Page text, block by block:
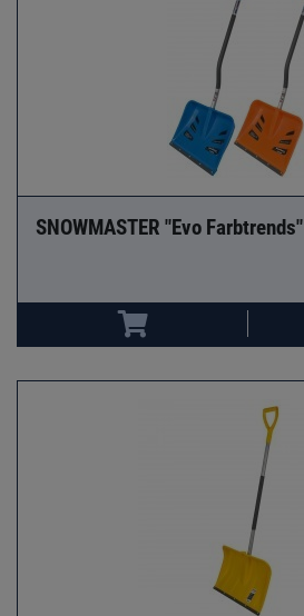
SNOWMASTER "Evo Farbtrends"